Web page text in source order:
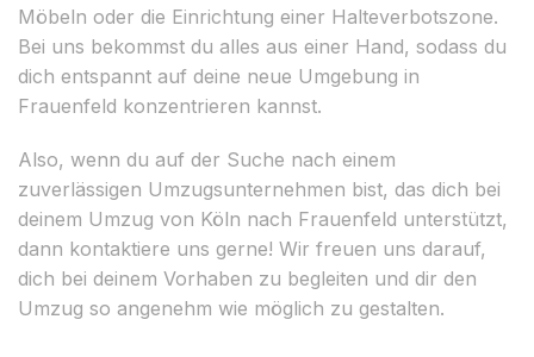
Möbeln oder die Einrichtung einer Halteverbotszone.
Bei uns bekommst du alles aus einer Hand, sodass du
dich entspannt auf deine neue Umgebung in
Frauenfeld konzentrieren kannst.
Also, wenn du auf der Suche nach einem
zuverlässigen Umzugsunternehmen bist, das dich bei
deinem Umzug von Köln nach Frauenfeld unterstützt,
dann kontaktiere uns gerne! Wir freuen uns darauf,
dich bei deinem Vorhaben zu begleiten und dir den
Umzug so angenehm wie möglich zu gestalten.